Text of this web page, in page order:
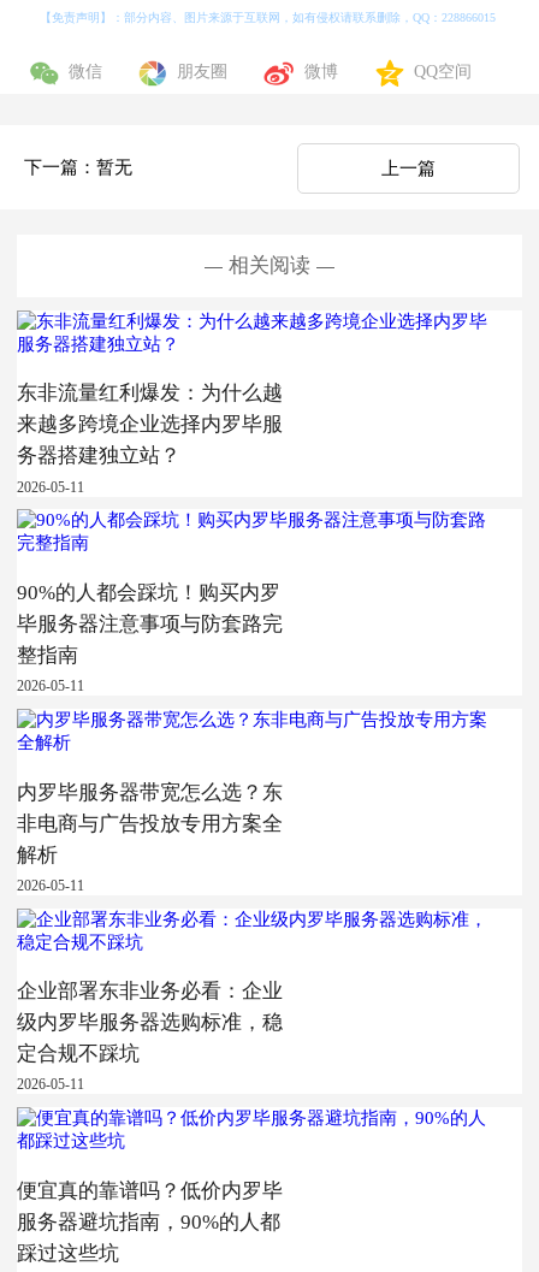
【免责声明】：部分内容、图片来源于互联网，如有侵权请联系删除，QQ：228866015
微信 朋友圈 微博 QQ空间
下一篇：暂无 上一篇
相关阅读
东非流量红利爆发：为什么越
来越多跨境企业选择内罗毕服
务器搭建独立站？
2026-05-11
90%的人都会踩坑！购买内罗
毕服务器注意事项与防套路完
整指南
2026-05-11
内罗毕服务器带宽怎么选？东
非电商与广告投放专用方案全
解析
2026-05-11
企业部署东非业务必看：企业
级内罗毕服务器选购标准，稳
定合规不踩坑
2026-05-11
便宜真的靠谱吗？低价内罗毕
服务器避坑指南，90%的人都
踩过这些坑